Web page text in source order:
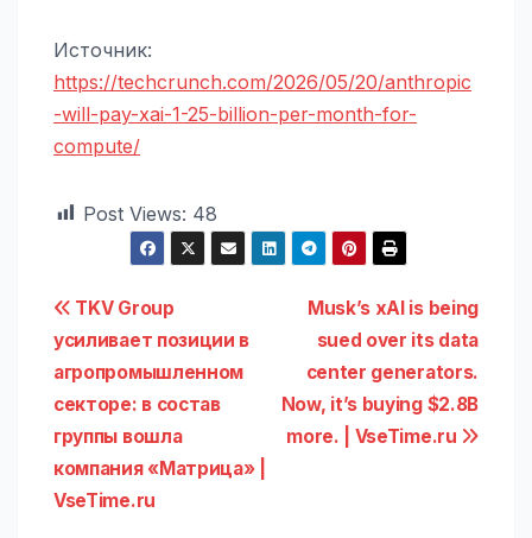
Источник:
https://techcrunch.com/2026/05/20/anthropic
-will-pay-xai-1-25-billion-per-month-for-
compute/
Post Views: 48
Навигация
по
записям
Musk’s xAI is being
sued over its data
center generators.
Now, it’s buying $2.8B
more. | VseTime.ru
TKV Group
усиливает позиции в
агропромышленном
секторе: в состав
группы вошла
компания «Матрица» |
VseTime.ru